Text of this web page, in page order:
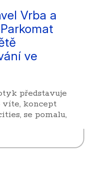
Vrba a
ve
představuje
víte, koncept
se pomalu,